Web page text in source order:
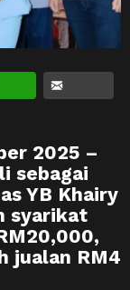
2025 –
sebagai
YB Khairy
syarikat
jualan RM4